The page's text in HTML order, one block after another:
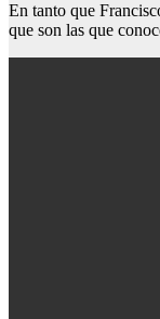
En tanto que
que son las que